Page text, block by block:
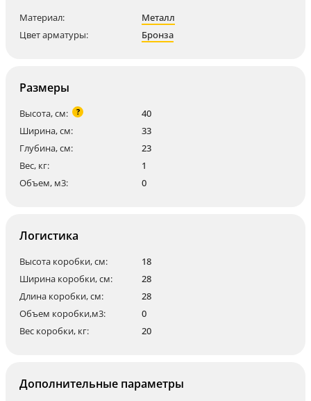
Материал:
Металл
Цвет арматуры:
Бронза
Размеры
Высота, см: ?
40
Ширина, см:
33
Глубина, см:
23
Вес, кг:
1
Объем, м3:
0
Логистика
Высота коробки, см:
18
Ширина коробки, см:
28
Длина коробки, см:
28
Объем коробки,м3:
0
Вес коробки, кг:
20
Дополнительные параметры